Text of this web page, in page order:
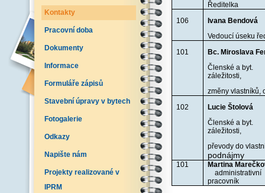
Kontakty
Pracovní doba
Dokumenty
Informace
Formuláře zápisů
Stavební úpravy v bytech
Fotogalerie
Odkazy
Napište nám
Projekty realizované v
IPRM
Ředitelka
106
Ivana Bendová
Vedoucí úseku
101
Bc. Miroslava
Členské a byt.
záležitosti,
změny vlastníků,
102
Lucie Štolová
Členské a byt.
záležitosti,
převody do
podnájmy
101
Martina
administrativní
pracovník